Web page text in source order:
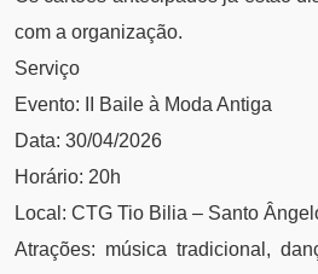
com a organização.
Serviço
Evento: II Baile à Moda Antiga
Data: 30/04/2026
Horário: 20h
Local: CTG Tio Bilia – Santo
Atrações: música tradicional,